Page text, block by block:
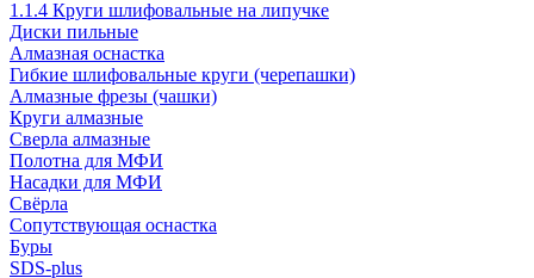
1.1.4 Круги шлифовальные на липучке
Диски пильные
Алмазная оснастка
Гибкие шлифовальные круги (черепашки)
Алмазные фрезы (чашки)
Круги алмазные
Сверла алмазные
Полотна для МФИ
Насадки для МФИ
Свёрла
Сопутствующая оснастка
Буры
SDS-plus